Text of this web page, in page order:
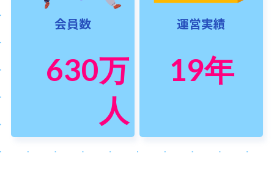
会員数
630万
人
運営実績
19年